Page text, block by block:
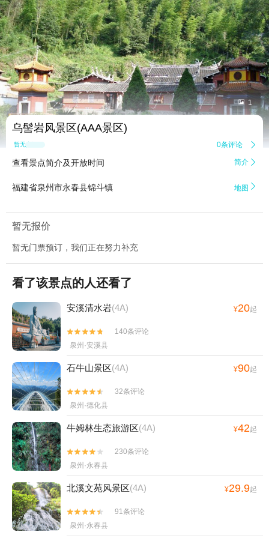
 1
乌髻岩风景区(AAA景区)
暂无点评 0条评论 
查看景点简介及开放时间 简介 
福建省泉州市永春县锦斗镇 地图 
暂无报价
暂无门票预订，我们正在努力补充
看了该景点的人还看了
安溪清水岩(4A) ¥20起


140条评论
泉州·安溪县
石牛山景区(4A) ¥90起


32条评论
泉州·德化县
牛姆林生态旅游区(4A) ¥42起


230条评论
泉州·永春县
北溪文苑风景区(4A) ¥29.9起


91条评论
泉州·永春县
